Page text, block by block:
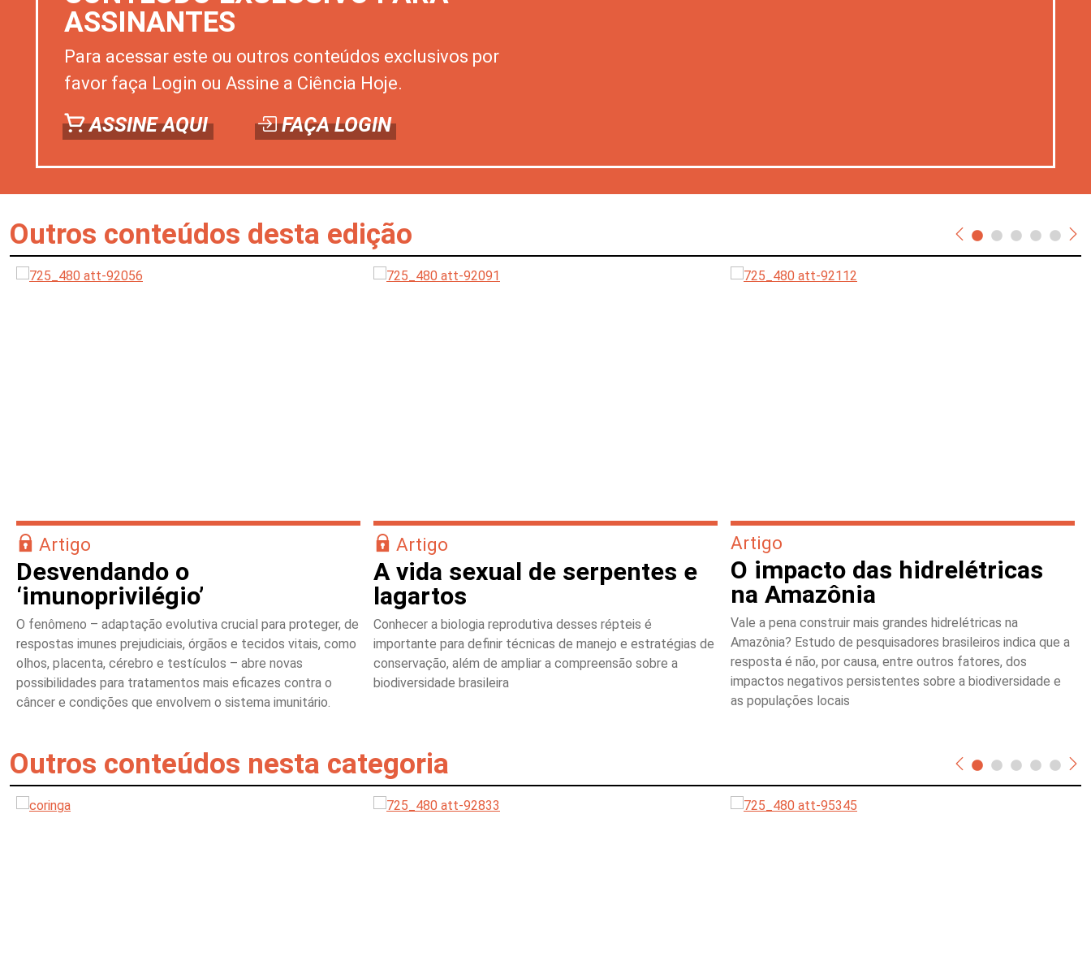
ASSINANTES
Para acessar este ou outros conteúdos exclusivos por
favor faça Login ou Assine a Ciência Hoje.
ASSINE AQUI FAÇA LOGIN
Outros conteúdos desta edição
Artigo
Desvendando o
‘imunoprivilégio’
O fenômeno – adaptação evolutiva crucial para proteger, de
respostas imunes prejudiciais, órgãos e tecidos vitais, como
olhos, placenta, cérebro e testículos – abre novas
possibilidades para tratamentos mais eficazes contra o
câncer e condições que envolvem o sistema imunitário.
Artigo
A vida sexual de serpentes e
lagartos
Conhecer a biologia reprodutiva desses répteis é
importante para definir técnicas de manejo e estratégias de
conservação, além de ampliar a compreensão sobre a
biodiversidade brasileira
Artigo
O impacto das hidrelétricas
na Amazônia
Vale a pena construir mais grandes hidrelétricas na
Amazônia? Estudo de pesquisadores brasileiros indica que a
resposta é não, por causa, entre outros fatores, dos
impactos negativos persistentes sobre a biodiversidade e
as populações locais
Outros conteúdos nesta categoria